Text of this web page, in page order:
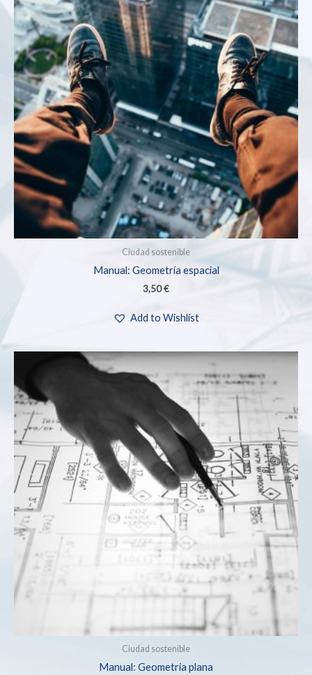
Ciudad sostenible
Manual: Geometría espacial
3,50€
Add to Wishlist
Ciudad sostenible
Manual: Geometria plana